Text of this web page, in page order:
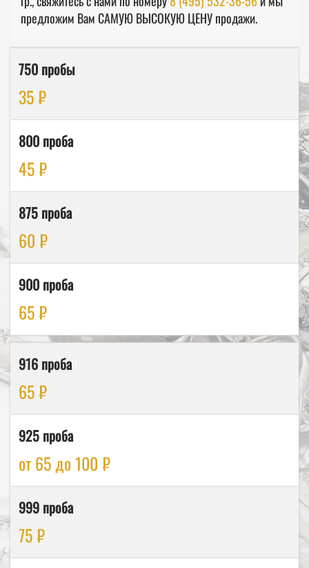
предложим Вам САМУЮ ВЫСОКУЮ ЦЕНУ продажи.
750 пробы
35 ₽
800 проба
45 ₽
875 проба
60 ₽
900 проба
65 ₽
916 проба
65 ₽
925 проба
от 65 до 100 ₽
999 проба
75 ₽